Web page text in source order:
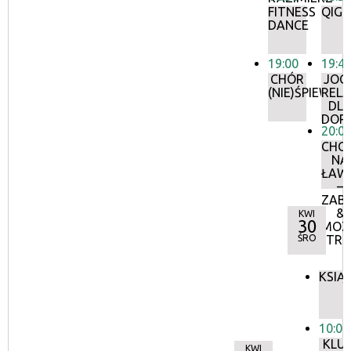
FITNESS
DANCE
19:00
CHÓR
19:40
DLA
20:00
NA
–
&
KWI
KWI
30
ŚRO
10:00